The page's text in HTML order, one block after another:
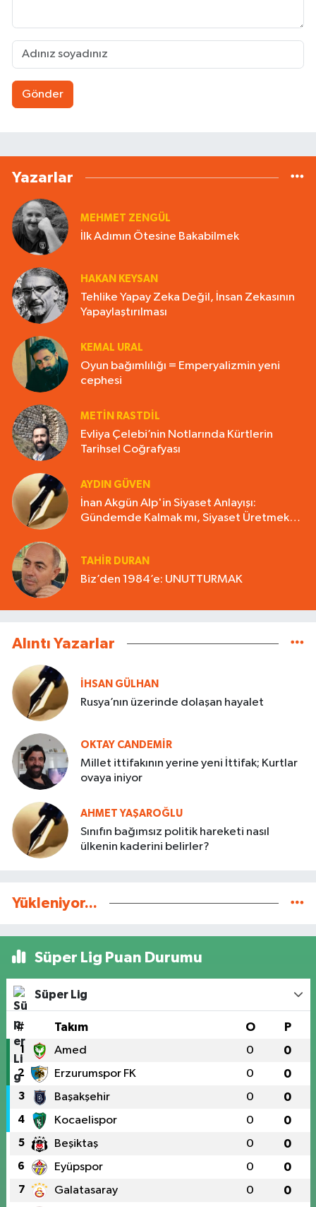
Gönder
Yazarlar
MEHMET ZENGÜL
İlk Adımın Ötesine Bakabilmek
HAKAN KEYSAN
Tehlike Yapay Zeka Değil, İnsan Zekasının
Yapaylaştırılması
KEMAL URAL
Oyun bağımlılığı = Emperyalizmin yeni
cephesi
METIN RASTDIL
Evliya Çelebi’nin Notlarında Kürtlerin
Tarihsel Coğrafyası
AYDIN GÜVEN
İnan Akgün Alp'in Siyaset Anlayışı:
Gündemde Kalmak mı, Siyaset Üretmek
TAHIR DURAN
Biz’den 1984’e: UNUTTURMAK
Alıntı Yazarlar
İHSAN GÜLHAN
Rusya’nın üzerinde dolaşan hayalet
OKTAY CANDEMIR
Millet ittifakının yerine yeni İttifak; Kurtlar
ovaya iniyor
AHMET YAŞAROĞLU
Sınıfın bağımsız politik hareketi nasıl
ülkenin kaderini belirler?
Yükleniyor...
Süper Lig Puan Durumu
Süper Lig
# Takım O P
1 Amed 0 0
2 Erzurumspor FK 0 0
3 Başakşehir 0 0
4 Kocaelispor 0 0
5 Beşiktaş 0 0
6 Eyüpspor 0 0
7 Galatasaray 0 0